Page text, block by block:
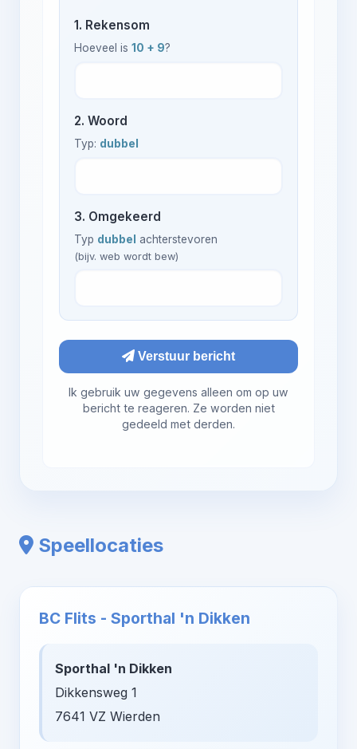
1. Rekensom
Hoeveel is 10 + 9?
2. Woord
Typ: dubbel
3. Omgekeerd
Typ dubbel achterstevoren
(bijv. web wordt bew)
Verstuur bericht
Ik gebruik uw gegevens alleen om op uw
bericht te reageren. Ze worden niet
gedeeld met derden.
Speellocaties
BC Flits - Sporthal 'n Dikken
Sporthal 'n Dikken
Dikkensweg 1
7641 VZ Wierden